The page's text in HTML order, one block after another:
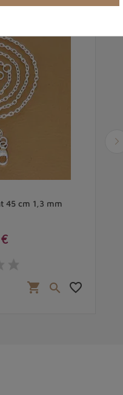
45 cm 1,3 mm
shopping_cart  favorite_border